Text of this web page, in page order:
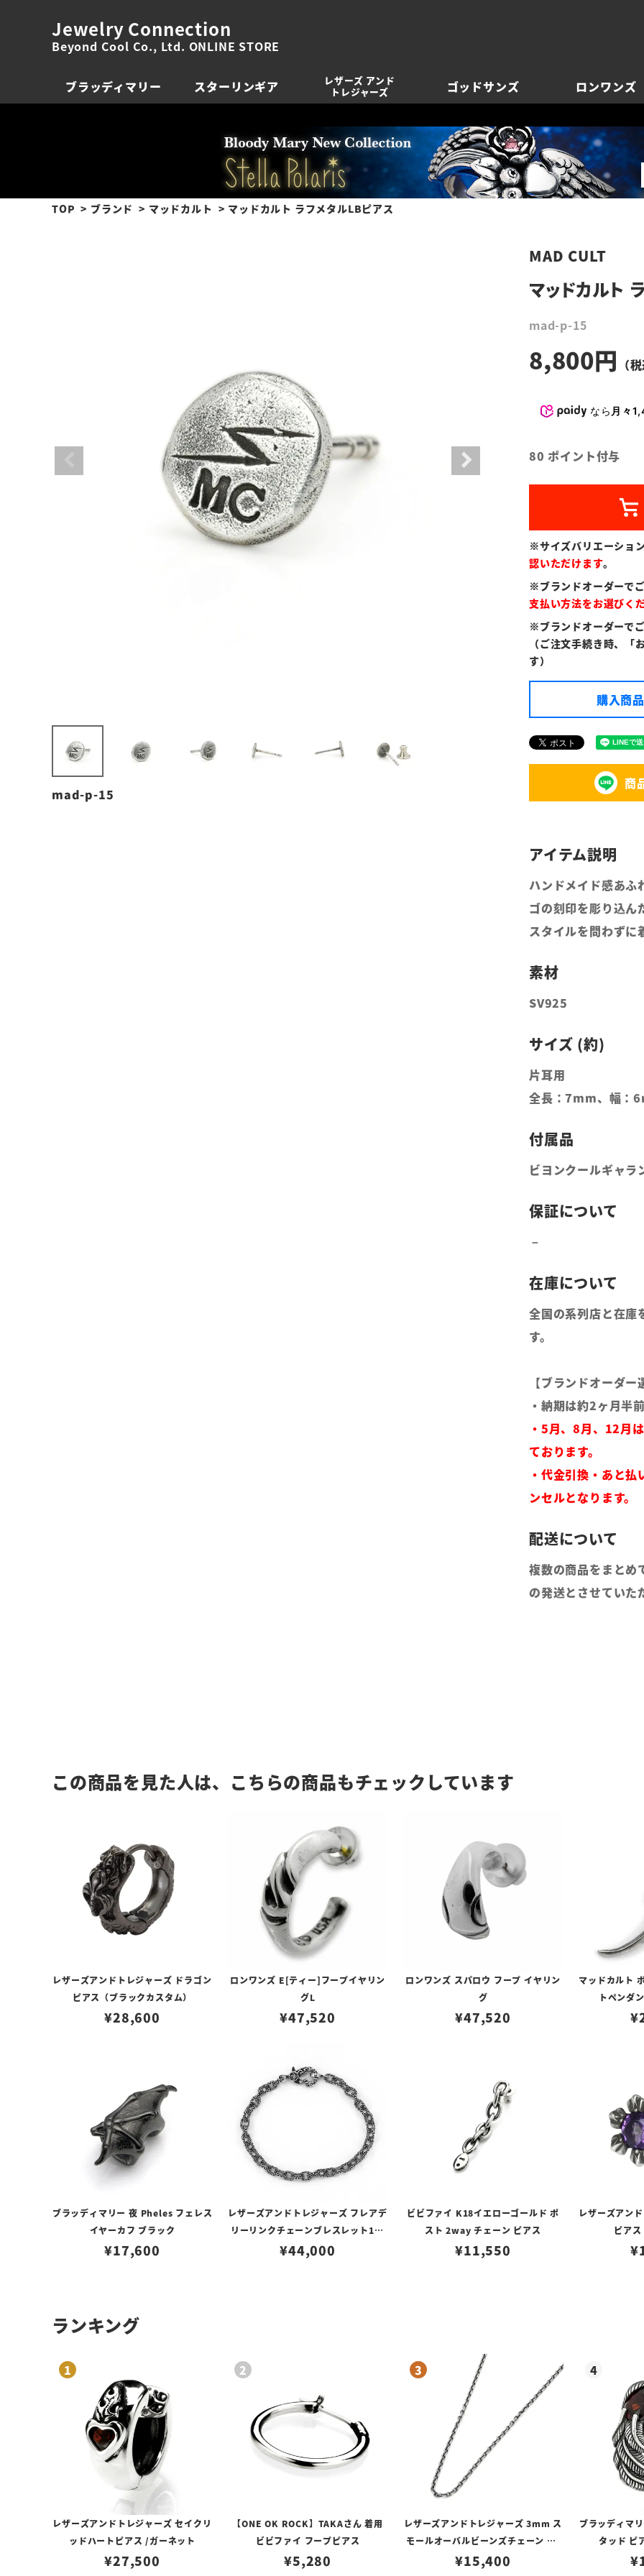
Jewelry Connection
Beyond Cool Co., Ltd. ONLINE STORE
ブラッディマリー スターリンギア
レザーズ アンド
トレジャーズ
ゴッドサンズ ロンワンズ
TOP ブランド マッドカルト マッドカルト ラフメタルLBピアス
mad-p-15
MAD CULT
マッドカルト
mad-p-15
8,800
なら 月々
80 ポイント付与
※サイズバリエーション
認いただけます。
※ブランドオーダーでご
支払い方法をお選びく
※ブランドオーダーでご
（ご注文手続き時、
す）
購入商
商
ハンドメイド感あふ
ゴの刻印を彫り込ん
スタイルを問わずに
SV925
片耳用
全長：7mm、幅：
ビヨンクールギャラ
全国の系列店と在庫
す。
【ブランドオーダー
・納期は約2ヶ月半
・5月、8月、12月
ております。
・代金引換・あと
ンセルとなります。
複数の商品をまとめ
の発送とさせていた
この商品を見た人は、こちらの商品もチェックしています
レザーズアンドトレジャーズ ドラゴン
ピアス（ブラックカスタム）
¥28,600
ロンワンズ E[ティー]フープイヤリン
グL
¥47,520
ロンワンズ スパロウ フープ イヤリン
グ
¥47,520
マッドカルト
トペンダ
¥
ブラッディマリー 夜 Pheles フェレス
イヤーカフ ブラック
¥17,600
レザーズアンドトレジャーズ フレアデ
リーリンクチェーンブレスレット18c
m
¥44,000
ビビファイ K18イエローゴールド ポ
スト 2way チェーン ピアス
¥11,550
レザーズアン
ピア
¥
ランキング
レザーズアンドトレジャーズ セイクリ
ッドハートピアス /ガーネット
¥27,500
【ONE OK ROCK】TAKAさん 着用
ビビファイ フープピアス
¥5,280
レザーズアンドトレジャーズ 3mm ス
モールオーバルビーンズチェーン w/
ロブスタークラスプ＆LTロゴプレート
¥15,400
ブラッディマ
タッド ピ
¥